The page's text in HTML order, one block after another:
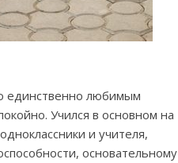
единственно любимым
Учился в основном на
и учителя,
основательному